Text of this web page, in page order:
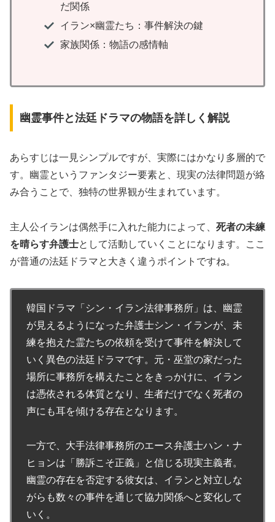
だ関係
イラン×幽霊たち：事件解決の鍵
家族関係：物語の感情軸
幽霊事件と法廷ドラマの物語を詳しく解説
あらすじは一見シンプルですが、実際にはかなり多層的で
す。幽霊というファンタジー要素と、現実の法律問題が絡
み合うことで、独特の世界観が生まれています。
主人公イランは偶然手に入れた能力によって、 死者の未練
を晴らす弁護士として活動していくことになります。ここ
が普通の法廷ドラマと大きく違うポイントですね。
韓国ドラマ「シン・イラン法律事務所」は、幽霊
が見えるようになった弁護士シン・イランが、未
練を抱えた霊たちの依頼を受けて事件を解決して
いく異色の法廷ドラマです。元・巫堂の家だった
場所に事務所を構えたことをきっかけに、イラン
は憑依される体質となり、生者だけでなく死者の
声にも耳を傾ける存在となります。
一方で、大手法律事務所のエース弁護士ハン・ナ
ヒョンは「勝訴こそ正義」と信じる現実主義者。
幽霊の存在を否定する彼女は、イランと対立しな
がらも数々の事件を通じて協力関係へと変化して
いく。